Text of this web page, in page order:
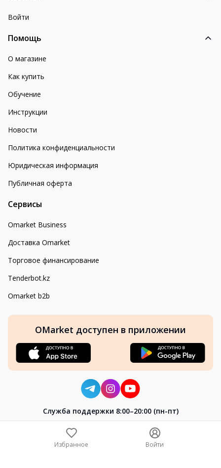
Войти
Помощь
О магазине
Как купить
Обучение
Инструкции
Новости
Политика конфиденциальности
Юридическая информация
Публичная оферта
Сервисы
Omarket Business
Доставка Omarket
Торговое финансирование
Tenderbot.kz
Omarket b2b
OMarket доступен в приложении
Cлужба поддержки 8:00–20:00 (пн-пт)
Избранное Войти